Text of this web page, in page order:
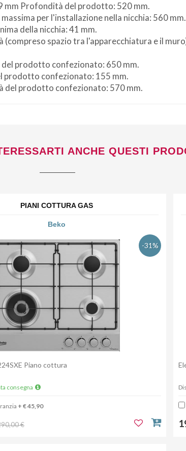
mm Profondità del prodotto: 520 mm.
per l'installazione nella nicchia: 560 mm.
della nicchia: 41 mm.
(compreso spazio tra l'apparecchiatura e il
del prodotto confezionato: 650 mm.
prodotto confezionato: 155 mm.
del prodotto confezionato: 570 mm.
ANCHE QUESTI
PIANI COTTURA GAS
Beko
-31%
Piano cottura
consegna
+ € 45,90
€